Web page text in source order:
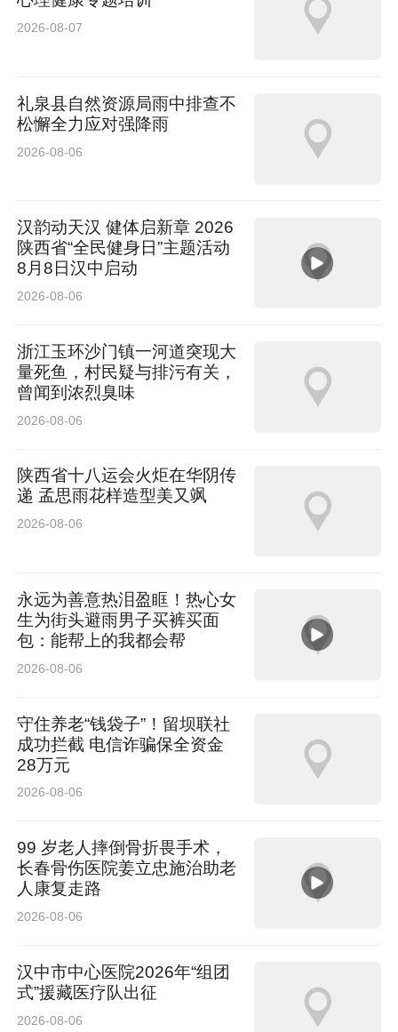
现同环比双增长，同比增长16.1%，环比增长
12.5%。其中，帝豪家族销量12529辆；中国星
双缤家族稳步增长，5月销量达30641辆，同比增
长57.0%，缤越单月销量超3万辆。
限时价8.79万元，打造10万以内家用SUV性价比
之王。其在延续全新博越原有的机械素质与智能
底盘优势的基础上，并通过吉利全球领先的AI技
起。上市十六年，吉利帝豪稳居中国品牌A级燃
油家轿绝对领军地位，累计172个月销量破万，
全球累计销量突破420万辆，畅销全球30个国家
品牌轿车销量榜首，成为第一且唯一以轿车为主
导、全球总销量突破420万辆的中国品牌轿车家
族。帝豪向上系列在颜值、架构、品质、科技四
更系统、更高标准的体系标准。
5月30日，2026款吉利牛仔上市，上市限时价
7.59万元起。2026款吉利牛仔始终围绕“好飒、
2026-08-07
礼泉县自然资源局雨中排查不
松懈全力应对强降雨
2026-08-06
汉韵动天汉 健体启新章 2026
陕西省“全民健身日”主题活动
8月8日汉中启动
2026-08-06
浙江玉环沙门镇一河道突现大
量死鱼，村民疑与排污有关，
曾闻到浓烈臭味
2026-08-06
陕西省十八运会火炬在华阴传
递 孟思雨花样造型美又飒
2026-08-06
永远为善意热泪盈眶！热心女
生为街头避雨男子买裤买面
包：能帮上的我都会帮
2026-08-06
守住养老“钱袋子”！留坝联社
成功拦截 电信诈骗保全资金
28万元
2026-08-06
99 岁老人摔倒骨折畏手术，
长春骨伤医院姜立忠施治助老
人康复走路
2026-08-06
汉中市中心医院2026年“组团
式”援藏医疗队出征
2026-08-06